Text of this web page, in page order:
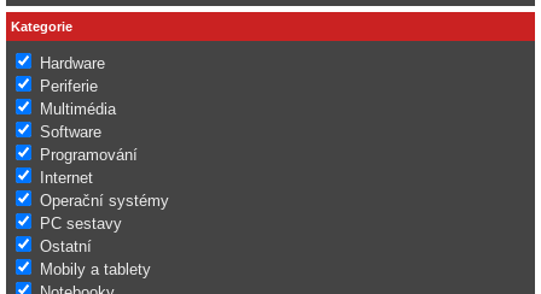
Kategorie
Hardware
Periferie
Multimédia
Software
Programování
Internet
Operační systémy
PC sestavy
Ostatní
Mobily a tablety